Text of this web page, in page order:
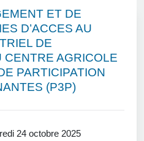
ET DE
D’ACCES AU
DE
CENTRE AGRICOLE
PARTICIPATION
(P3P)
24 octobre 2025